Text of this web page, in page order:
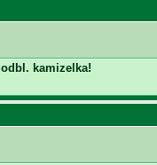
odbl. kamizelka!